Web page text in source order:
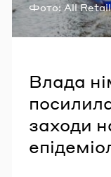
Фото: All Retail
Влада
заходи